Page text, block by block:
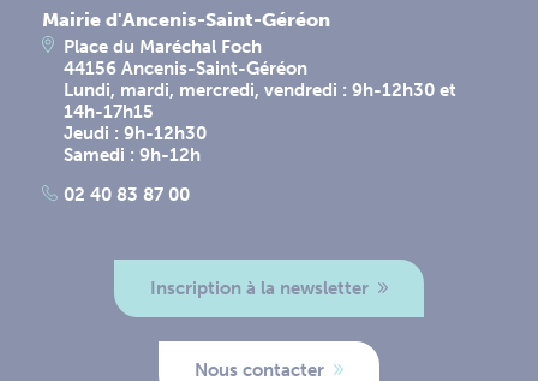
Mairie d'Ancenis-Saint-Géréon
Place du Maréchal Foch
44156 Ancenis-Saint-Géréon
Lundi, mardi, mercredi, vendredi : 9h-12h30 et
14h-17h15
Jeudi : 9h-12h30
Samedi : 9h-12h
02 40 83 87 00
Inscription à la newsletter
Nous contacter